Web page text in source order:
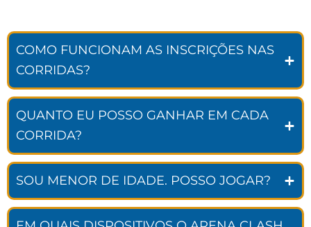
COMO FUNCIONAM AS INSCRIÇÕES NAS
CORRIDAS?
QUANTO EU POSSO GANHAR EM CADA
CORRIDA?
SOU MENOR DE IDADE. POSSO JOGAR?